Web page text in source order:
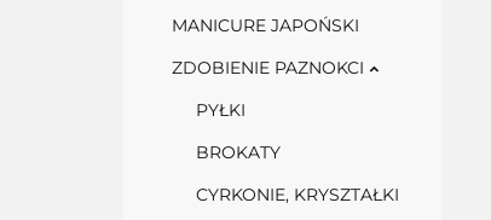
MANICURE JAPOŃSKI
ZDOBIENIE PAZNOKCI
PYŁKI
BROKATY
CYRKONIE, KRYSZTAŁKI